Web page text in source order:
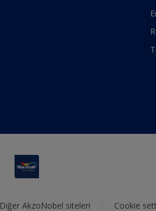
Diğer AkzoNobel siteleri Cookie